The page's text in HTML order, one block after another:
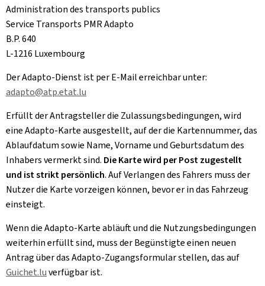
Administration des transports publics
Service Transports PMR Adapto
B.P. 640
L-1216 Luxembourg
Der Adapto-Dienst ist per E-Mail erreichbar unter:
adapto@atp.etat.lu
Erfüllt der Antragsteller die Zulassungsbedingungen, wird
eine Adapto-Karte ausgestellt, auf der die Kartennummer, das
Ablaufdatum sowie Name, Vorname und Geburtsdatum des
Inhabers vermerkt sind. Die Karte wird per Post zugestellt
und ist strikt persönlich. Auf Verlangen des Fahrers muss der
Nutzer die Karte vorzeigen können, bevor er in das Fahrzeug
einsteigt.
Wenn die Adapto-Karte abläuft und die Nutzungsbedingungen
weiterhin erfüllt sind, muss der Begünstigte einen neuen
Antrag über das Adapto-Zugangsformular stellen, das auf
Guichet.luverfügbar ist.